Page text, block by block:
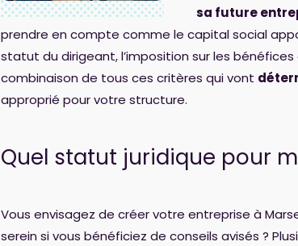
sa future
prendre en compte comme le capital social
statut du dirigeant, l’imposition sur les bénéfices
combinaison de tous ces critères qui vont
approprié pour votre structure.
Quel statut juridique pour
Vous envisagez de créer votre entreprise à
serein si vous bénéficiez de conseils avisés ?